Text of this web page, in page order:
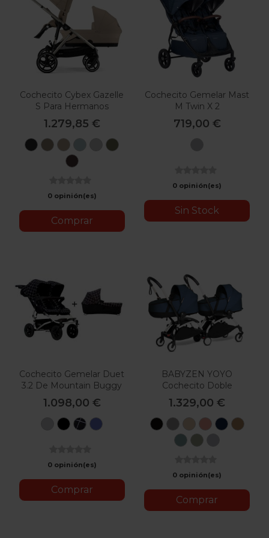
Cochecito Cybex Gazelle
S Para Hermanos
1.279,85 €
MoonSeashell
Beige
Almond
Beige
Stormy
Blue
Stone
Chocolate
0 opinión(es)
Comprar
Cochecito Gemelar Mast
M Twin X 2
719,00 €
0 opinión(es)
Sin Stock
Cochecito Gemelar Duet
3.2 De Mountain Buggy
Con 1 Capazo
1.098,00 €
SilverBlackGrid
0 opinión(es)
Comprar
BABYZEN YOYO
Cochecito Doble
Bassinet
1.329,00 €
BlackGreyTaupe
Ginger
Air
Aqua
0 opinión(es)
Comprar